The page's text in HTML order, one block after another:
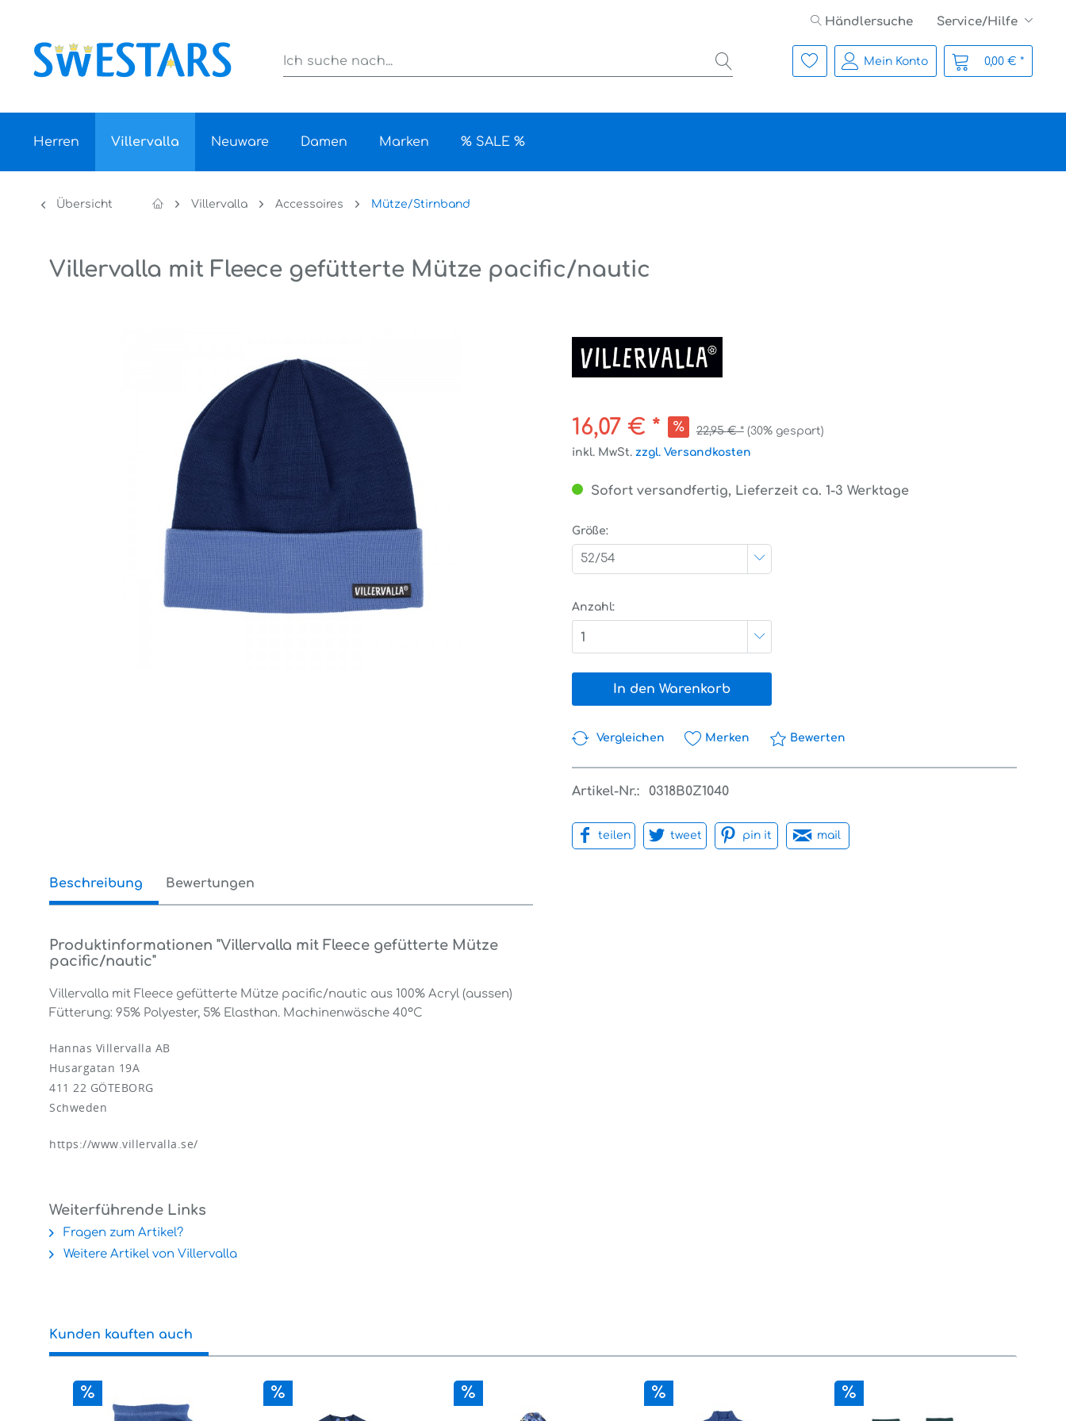
Händlersuche Service/Hilfe
Mein Konto 0,00 € *
Herren Villervalla Neuware Damen Marken % SALE %
Übersicht Villervalla Accessoires Mütze/Stirnband
Villervalla mit Fleece gefütterte Mütze pacific/nautic
16,07 € * 22,95 € * (30% gespart)
inkl. MwSt. zzgl. Versandkosten
Sofort versandfertig, Lieferzeit ca. 1-3 Werktage
Größe:
52/54
Anzahl:
1
In den Warenkorb
Vergleichen Merken Bewerten
Artikel-Nr.: 0318B0Z1040
teilen tweet pin it mail
Beschreibung Bewertungen
Produktinformationen "Villervalla mit Fleece gefütterte Mütze
pacific/nautic"
Villervalla mit Fleece gefütterte Mütze pacific/nautic aus 100% Acryl (aussen)
Fütterung: 95% Polyester, 5% Elasthan. Machinenwäsche 40°C
Hannas Villervalla AB
Husargatan 19A
411 22 GÖTEBORG
Schweden
https://www.villervalla.se/
Weiterführende Links
Fragen zum Artikel?
Weitere Artikel von Villervalla
Kunden kauften auch